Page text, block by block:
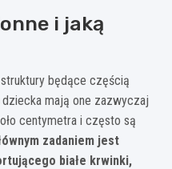
i jaką
struktury będące częścią
mają one zazwyczaj
centymetra i często są
zadaniem jest
białe krwinki,